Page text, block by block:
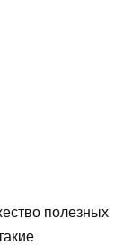
полезных